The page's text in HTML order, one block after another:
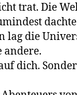
trat. Die
lag die
dich.